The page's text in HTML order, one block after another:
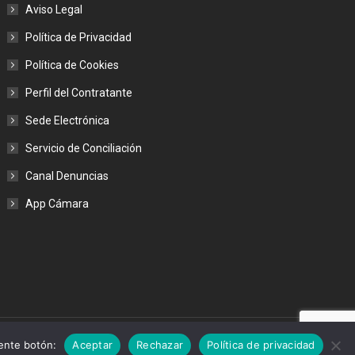
Aviso Legal
Política de Privacidad
Política de Cookies
Perfil del Contratante
Sede Electrónica
Servicio de Conciliación
Canal Denuncias
App Cámara
botón: Aceptar Rechazar Política de privacidad